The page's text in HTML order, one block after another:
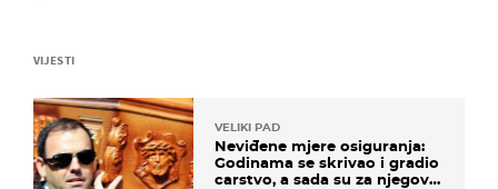
VIJESTI
VELIKI PAD
Neviđene mjere osiguranja:
Godinama se skrivao i gradio
carstvo, a sada su za njegovo